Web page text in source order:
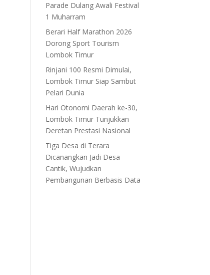
Parade Dulang Awali Festival
1 Muharram
Berari Half Marathon 2026
Dorong Sport Tourism
Lombok Timur
Rinjani 100 Resmi Dimulai,
Lombok Timur Siap Sambut
Pelari Dunia
Hari Otonomi Daerah ke-30,
Lombok Timur Tunjukkan
Deretan Prestasi Nasional
Tiga Desa di Terara
Dicanangkan Jadi Desa
Cantik, Wujudkan
Pembangunan Berbasis Data